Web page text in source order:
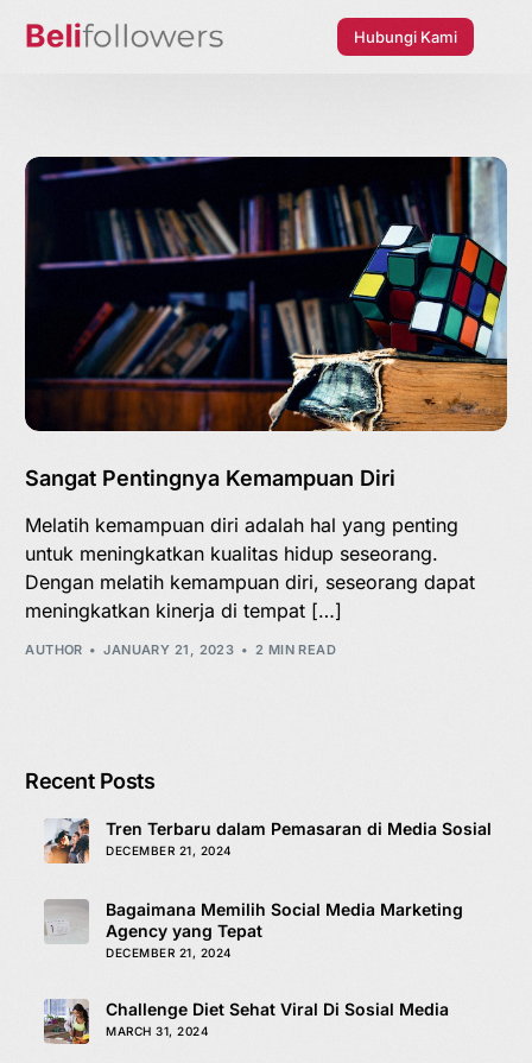
Hubungi Kami
Sangat Pentingnya Kemampuan Diri
Melatih kemampuan diri adalah hal yang penting
untuk meningkatkan kualitas hidup seseorang.
Dengan melatih kemampuan diri, seseorang dapat
meningkatkan kinerja di tempat […]
AUTHOR JANUARY 21, 2023 2 MIN READ
Recent Posts
Tren Terbaru dalam Pemasaran di Media Sosial
DECEMBER 21, 2024
Bagaimana Memilih Social Media Marketing
Agency yang Tepat
DECEMBER 21, 2024
Challenge Diet Sehat Viral Di Sosial Media
MARCH 31, 2024